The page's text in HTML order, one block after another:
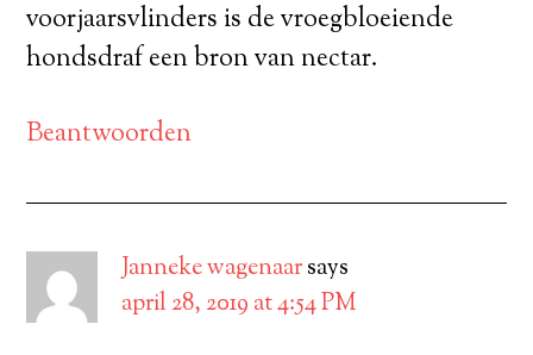
voorjaarsvlinders is de vroegbloeiende
hondsdraf een bron van nectar.
Beantwoorden
Janneke wagenaarsays
april 28, 2019 at 4:54 PM